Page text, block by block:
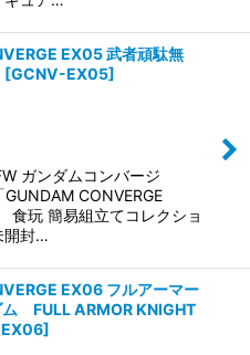
EX05 武者頑駄無
[GCNV-EX05]
ガンダムコンバージ
GUNDAM CONVERGE
玩 簡易組立てコレクショ
開封…
EX06 フルアーマー
FULL ARMOR KNIGHT
]